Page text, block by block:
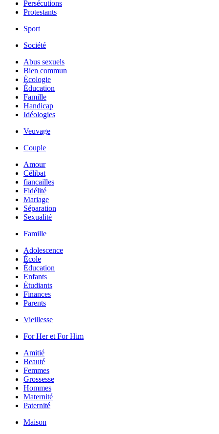
Persécutions
Protestants
Sport
Société
Abus sexuels
Bien commun
Écologie
Éducation
Famille
Handicap
Idéologies
Veuvage
Couple
Amour
Célibat
fiancailles
Fidélité
Mariage
Séparation
Sexualité
Famille
Adolescence
École
Éducation
Enfants
Étudiants
Finances
Parents
Vieillesse
For Her et For Him
Amitié
Beauté
Femmes
Grossesse
Hommes
Maternité
Paternité
Maison